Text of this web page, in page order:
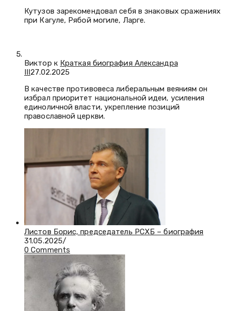
Кутузов зарекомендовал себя в знаковых сражениях
при Кагуле, Рябой могиле, Ларге.
Виктор к Краткая биография Александра
III27.02.2025
В качестве противовеса либеральным веяниям он
избрал приоритет национальной идеи, усиления
единоличной власти, укрепление позиций
православной церкви.
Листов Борис, председатель РСХБ – биография
31.05.2025/
0 Comments